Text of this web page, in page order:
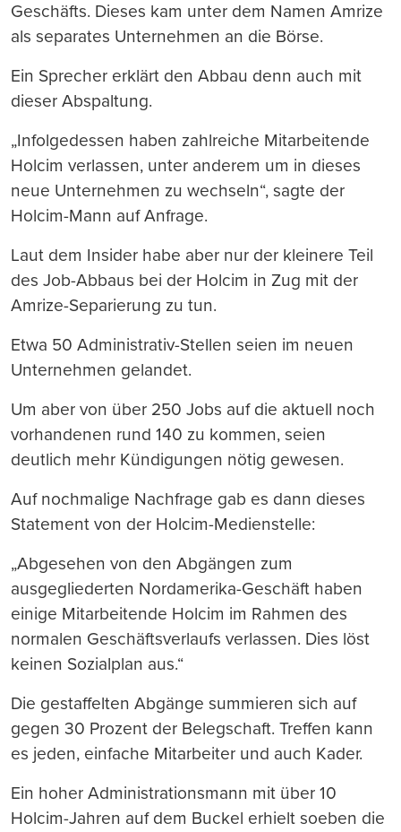
Geschäfts. Dieses kam unter dem Namen Amrize
als separates Unternehmen an die Börse.
Ein Sprecher erklärt den Abbau denn auch mit
dieser Abspaltung.
„Infolgedessen haben zahlreiche Mitarbeitende
Holcim verlassen, unter anderem um in dieses
neue Unternehmen zu wechseln“, sagte der
Holcim-Mann auf Anfrage.
Laut dem Insider habe aber nur der kleinere Teil
des Job-Abbaus bei der Holcim in Zug mit der
Amrize-Separierung zu tun.
Etwa 50 Administrativ-Stellen seien im neuen
Unternehmen gelandet.
Um aber von über 250 Jobs auf die aktuell noch
vorhandenen rund 140 zu kommen, seien
deutlich mehr Kündigungen nötig gewesen.
Auf nochmalige Nachfrage gab es dann dieses
Statement von der Holcim-Medienstelle:
„Abgesehen von den Abgängen zum
ausgegliederten Nordamerika-Geschäft haben
einige Mitarbeitende Holcim im Rahmen des
normalen Geschäftsverlaufs verlassen. Dies löst
keinen Sozialplan aus.“
Die gestaffelten Abgänge summieren sich auf
gegen 30 Prozent der Belegschaft. Treffen kann
es jeden, einfache Mitarbeiter und auch Kader.
Ein hoher Administrationsmann mit über 10
Holcim-Jahren auf dem Buckel erhielt soeben die